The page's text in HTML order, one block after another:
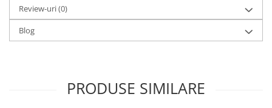
Review-uri(0)
Blog
PRODUSE SIMILARE